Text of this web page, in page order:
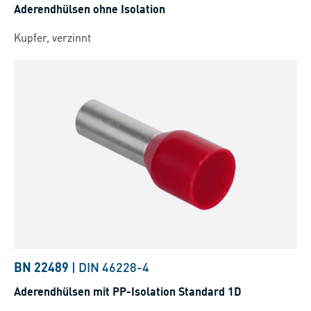
Aderendhülsen ohne Isolation
Kupfer, verzinnt
BN 22489 | DIN 46228-4
Aderendhülsen mit PP-Isolation Standard 1D